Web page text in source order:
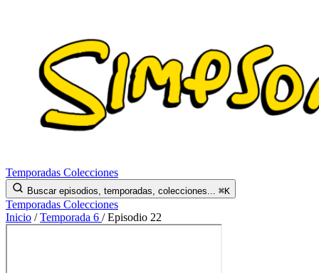
Temporadas Colecciones
Buscar episodios, temporadas, colecciones... ⌘K
Temporadas Colecciones
Inicio / Temporada 6 / Episodio 22